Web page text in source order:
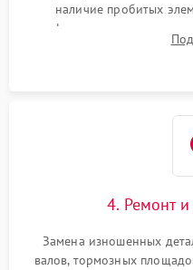
наличие пробитых
форматирования,
картриджа и оптопар
4. Ремонт
Замена изношенных
валов, тормозных